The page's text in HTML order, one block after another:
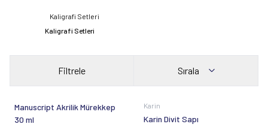
Kaligrafi Setleri
Filtrele Sırala
Yeni
Manuscript Akrilik Mürekkep
30 ml
Karin
Karin Divit Sapı